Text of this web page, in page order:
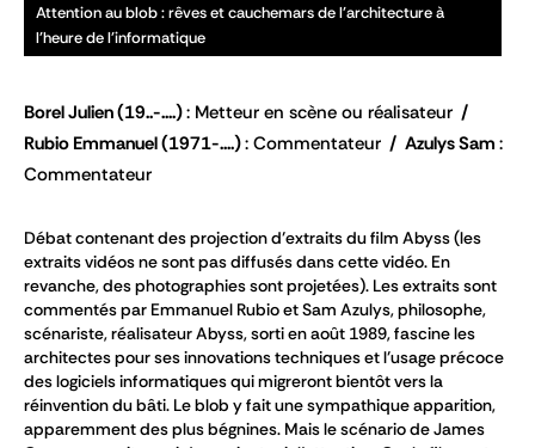
Attention au blob : rêves et cauchemars de l'architecture à
l'heure de l'informatique
Borel Julien(19..-....) Metteur en scène ou réalisateur
Rubio Emmanuel(1971-....) Commentateur
Azulys Sam
Commentateur
Débat contenant des projection d’extraits du film Abyss (les
extraits vidéos ne sont pas diffusés dans cette vidéo. En
revanche, des photographies sont projetées). Les extraits sont
commentés par Emmanuel Rubio et Sam Azulys, philosophe,
scénariste, réalisateur Abyss, sorti en août 1989, fascine les
architectes pour ses innovations techniques et l’usage précoce
des logiciels informatiques qui migreront bientôt vers la
réinvention du bâti. Le blob y fait une sympathique apparition,
apparemment des plus bégnines. Mais le scénario de James